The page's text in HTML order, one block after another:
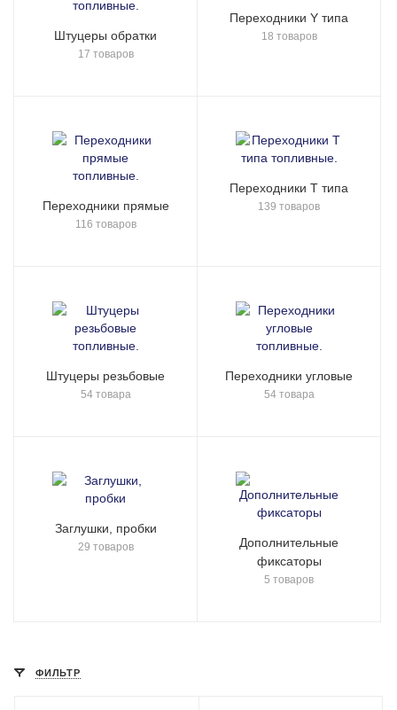
Штуцеры обратки
17 товаров
Переходники Y типа
18 товаров
Переходники прямые
116 товаров
Переходники Т типа
139 товаров
Штуцеры резьбовые
54 товара
Переходники угловые
54 товара
Заглушки, пробки
29 товаров
Дополнительные
фиксаторы
5 товаров
ФИЛЬТР